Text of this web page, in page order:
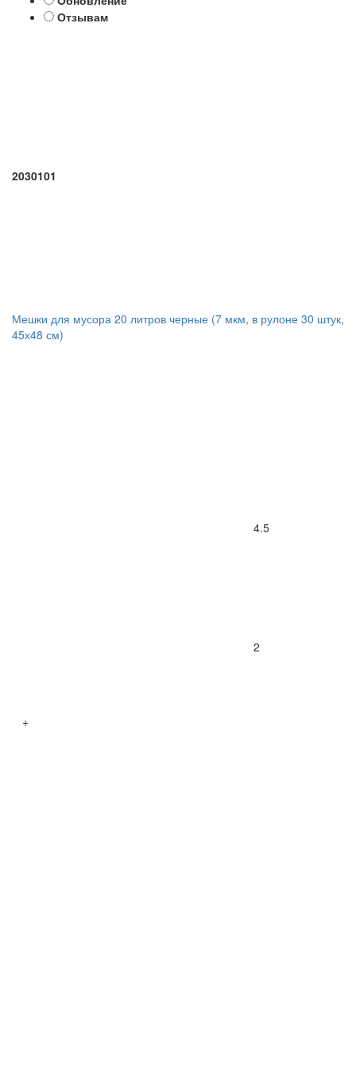
Отзывам
2030101
Мешки для мусора 20 литров черные (7 мкм, в рулоне 30 штук,
45х48 см)
4.5
2
+